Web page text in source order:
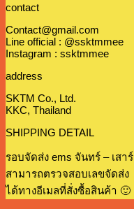
contact
Contact@gmail.com
Line official : @ssktmmee
Instagram : ssktmmee
address
SKTM Co., Ltd.
KKC, Thailand
SHIPPING DETAIL
รอบจัดส่ง ems จันทร์ – เสาร์
สามารถตรวจสอบเลขจัดส่ง
ได้ทางอีเมลที่สั่งซื้อสินค้า 🙂